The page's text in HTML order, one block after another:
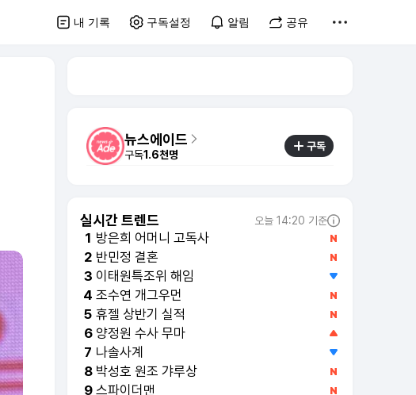
내 기록 구독설정 알림 공유
뉴스에이드
구독1.6천명
구독
실시간 트렌드 오늘 14:20 기준
1 방은희 어머니 고독사
2 반민정 결혼
3 이태원특조위 해임
4 조수연 개그우먼
5 휴젤 상반기 실적
6 양정원 수사 무마
7 나솔사계
8 박성호 원조 갸루상
9 스파이더맨